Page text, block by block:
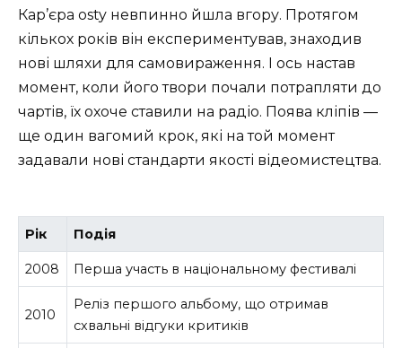
Кар’єра osty невпинно йшла вгору. Протягом
кількох років він експериментував, знаходив
нові шляхи для самовираження. І ось настав
момент, коли його твори почали потрапляти до
чартів, їх охоче ставили на радіо. Поява кліпів —
ще один вагомий крок, які на той момент
задавали нові стандарти якості відеомистецтва.
Рік Подія
2008 Перша участь в національному фестивалі
2010
Реліз першого альбому, що отримав
схвальні відгуки критиків